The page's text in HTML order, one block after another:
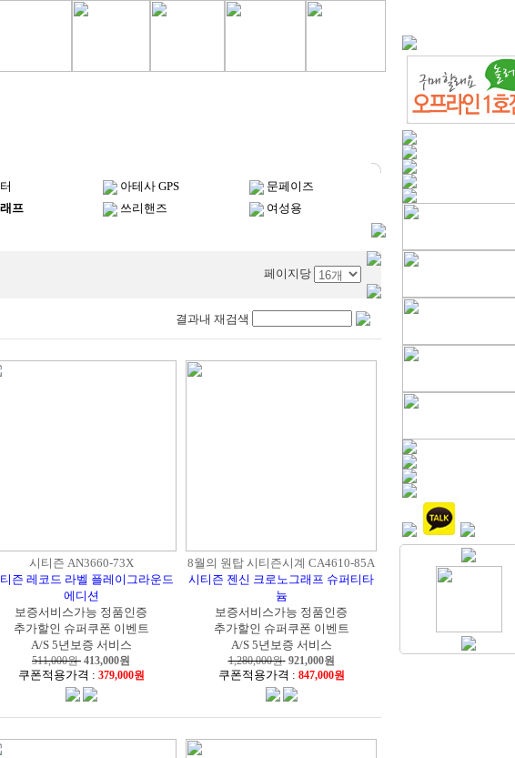
아테사 GPS
문페이즈
프 쓰리핸즈 여성용
페이지당
결과내 재검색
시티즌 AN3660-73X
즌 레코드 라벨 플레이그라운드
에디션
보증서비스가능 정품인증
추가할인 슈퍼쿠폰 이벤트
A/S 5년보증 서비스
511,000원 413,000원
쿠폰적용가격 : 379,000원
8월의 원탑 시티즌시계 CA4610-85A
시티즌 젠신 크로노그래프 슈퍼티타
늄
보증서비스가능 정품인증
추가할인 슈퍼쿠폰 이벤트
A/S 5년보증 서비스
1,280,000원 921,000원
쿠폰적용가격 : 847,000원